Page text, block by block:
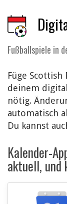
Fußballspiele in
Füge
deinem
nötig.
automatisch
Du kannst
Kalender-
aktuell, und